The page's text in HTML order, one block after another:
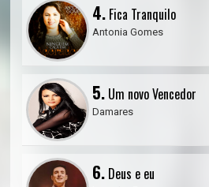
4. Fica Tranquilo
Antonia Gomes
5. Um novo Vencedor
Damares
6. Deus e eu